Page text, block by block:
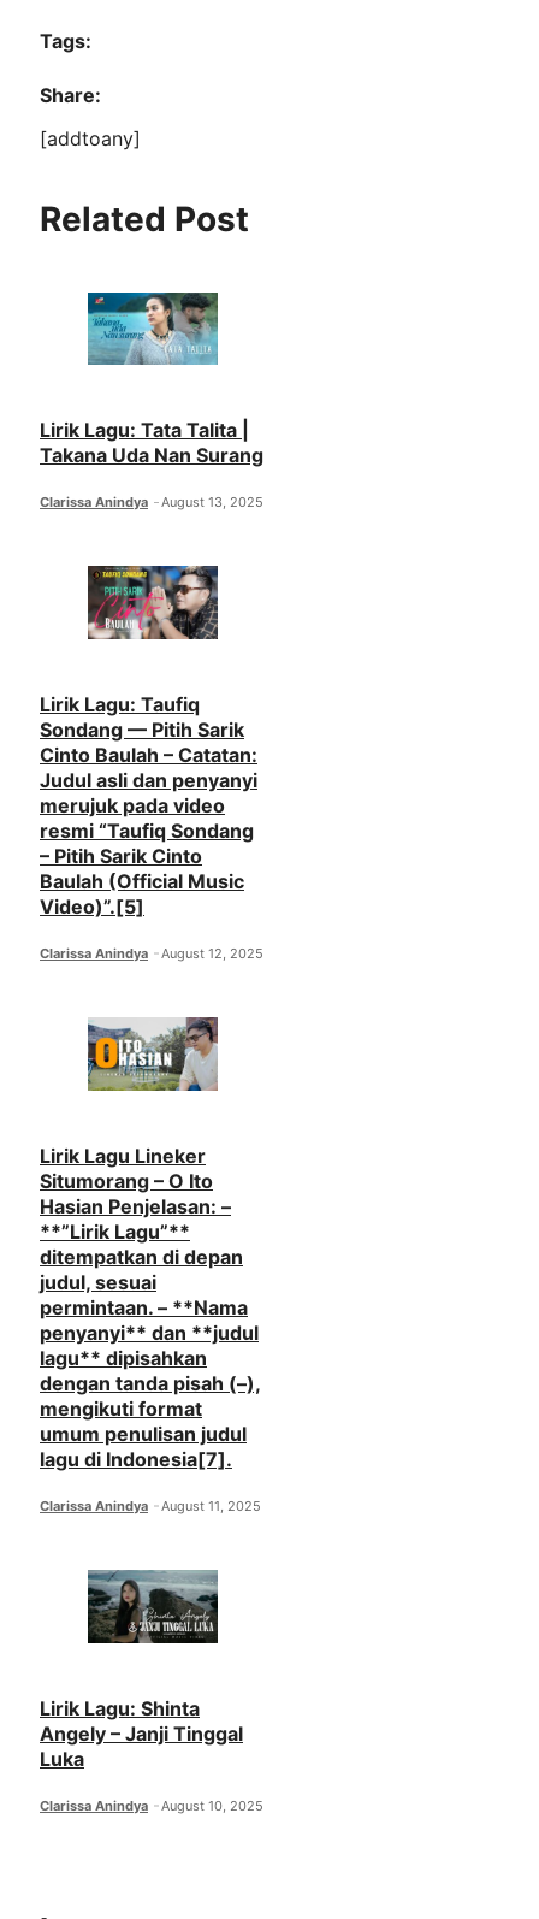
Tags:
Share:
[addtoany]
Related Post
Lirik Lagu: Tata Talita |
Takana Uda Nan Surang
Clarissa Anindya August 13, 2025
Lirik Lagu: Taufiq
Sondang — Pitih Sarik
Cinto Baulah – Catatan:
Judul asli dan penyanyi
merujuk pada video
resmi “Taufiq Sondang
– Pitih Sarik Cinto
Baulah (Official Music
Video)”.[5]
Clarissa Anindya August 12, 2025
Lirik Lagu Lineker
Situmorang – O Ito
Hasian Penjelasan: –
**”Lirik Lagu”**
ditempatkan di depan
judul, sesuai
permintaan. – **Nama
penyanyi** dan **judul
lagu** dipisahkan
dengan tanda pisah (–),
mengikuti format
umum penulisan judul
lagu di Indonesia[7].
Clarissa Anindya August 11, 2025
Lirik Lagu: Shinta
Angely – Janji Tinggal
Luka
Clarissa Anindya August 10, 2025